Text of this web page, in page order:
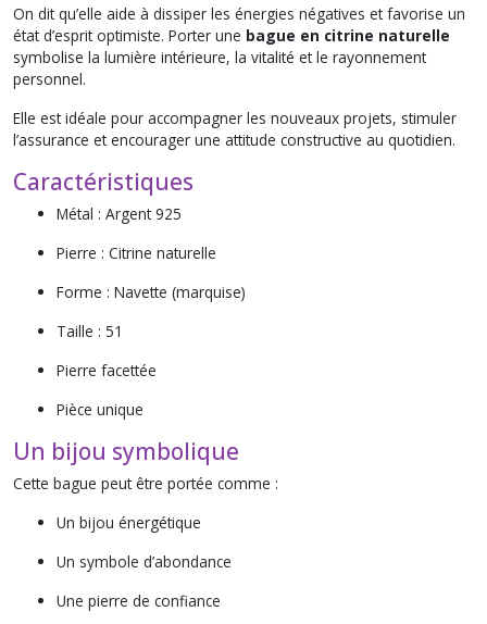
On dit qu’elle aide à dissiper les énergies négatives et favorise un
état d’esprit optimiste. Porter une bague en citrine naturelle
symbolise la lumière intérieure, la vitalité et le rayonnement
personnel.
Elle est idéale pour accompagner les nouveaux projets, stimuler
l’assurance et encourager une attitude constructive au quotidien.
Caractéristiques
Métal : Argent 925
Pierre : Citrine naturelle
Forme : Navette (marquise)
Taille : 51
Pierre facettée
Pièce unique
Un bijou symbolique
Cette bague peut être portée comme :
Un bijou énergétique
Un symbole d’abondance
Une pierre de confiance